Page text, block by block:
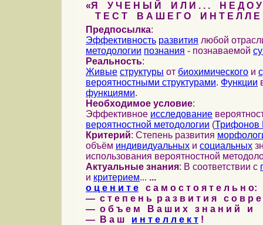
«Я У Ч Е Н Ы Й И Л И . . . Н Е Д О У
Т Е С Т В А Ш Е Г О И Н Т Е Л Л Е
Предпосылка:
Эффективность развития любой
методологии познания - познаваемой
Реальность:
Живые структуры от биохимического и
вероятностными структурами. Функции
функциями.
Необходимое условие:
Эффективное исследование
вероятностной методологии (Трифонов
Критерий: Степень развития
объём индивидуальных и социальных
использования вероятностной
Актуальные знания: В соответствии с
и критерием... ...
о ц е н и т е с а м о с т о я т е л ь н о:
— с т е п е н ь р а з в и т и я с о в р
— о б ъ е м В а ш и х з н а н и й и
— В а ш и н т е л л е к т !